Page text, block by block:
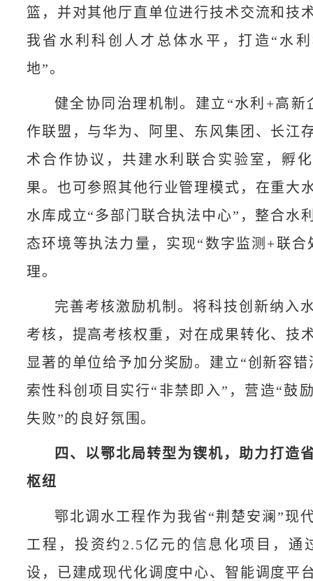
篮，并对其他厅直单位进行技术交流和技
我省水利科创人才总体水平，打造“水
地”。
健全协同治理机制。建立“水利+高新
作联盟，与华为、阿里、东风集团、长江
术合作协议，共建水利联合实验室，孵
果。也可参照其他行业管理模式，在重大
水库成立“多部门联合执法中心”，整合水
态环境等执法力量，实现“数字监测+联合
理。
完善考核激励机制。将科技创新纳入
考核，提高考核权重，对在成果转化、技
显著的单位给予加分奖励。建立“创新容
索性科创项目实行“非禁即入”，营造“鼓
失败”的良好氛围。
四、以鄂北局转型为锲机，助力打造
枢纽
鄂北调水工程作为我省“荆楚安澜”现
工程，投资约2.5亿元的信息化项目，通
设，已建成现代化调度中心、智能调度平